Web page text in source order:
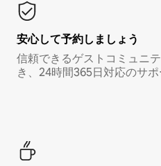
安心して予約しましょう
信頼できるゲストコミュニ
き、24時間365日対応のサポ